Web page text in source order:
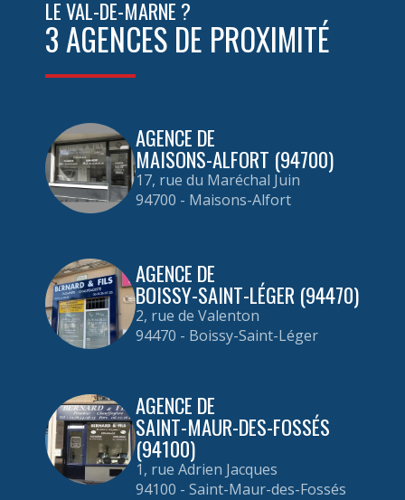
LE VAL-DE-MARNE ?
3 AGENCES DE PROXIMITÉ
AGENCE DE
MAISONS-ALFORT (94700)
17, rue du Maréchal Juin
94700 - Maisons-Alfort
AGENCE DE
BOISSY-SAINT-LÉGER (94470)
2, rue de Valenton
94470 - Boissy-Saint-Léger
AGENCE DE
SAINT-MAUR-DES-FOSSÉS
(94100)
1, rue Adrien Jacques
94100 - Saint-Maur-des-Fossés